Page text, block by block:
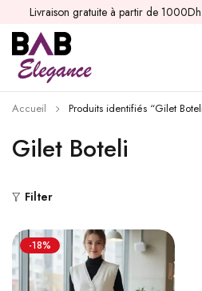
Livraison gratuite à partir de 1000Dh
Gilet Boteli
Accueil Produits identifiés “Gilet
Filter
-18%